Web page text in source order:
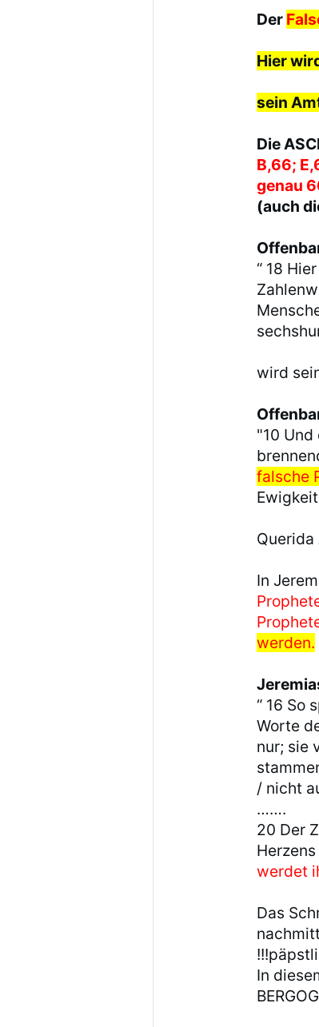
Der
Hier
sein
Die
B,66;
genau
(auch
“ 18
wird
"10 Und
falsche
Querida
In
werden.
“ 16 So
Worte
nur; sie
/ nicht
…….
20 Der
werdet
Das
In